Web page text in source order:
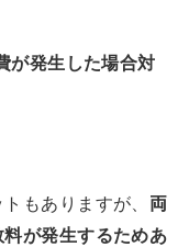
が発生した場合対
もありますが、 両
が発生するためあ